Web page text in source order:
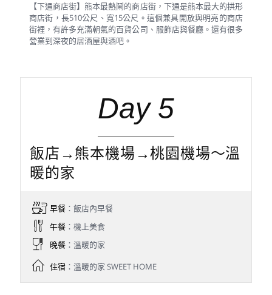
【下通商店街】熊本最熱鬧的商店街，下通是熊本最大的拱形
商店街，長510公尺、寬15公尺。這個兼具開放與明亮的商店
街裡，有許多充滿朝氣的百貨公司、服飾店與餐廳。還有很多
營業到深夜的居酒屋與酒吧。
Day 5
飯店→熊本機場→桃園機場～溫
暖的家
早餐：飯店內早餐
午餐：機上美食
晚餐：溫暖的家
住宿：溫暖的家 SWEET HOME